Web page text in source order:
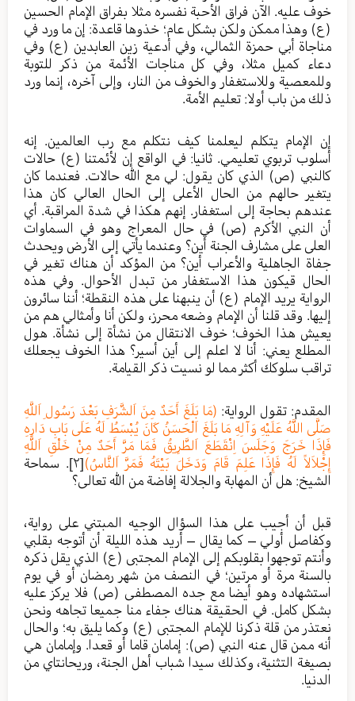
خوف عليه. الآن فراق الأحبة نفسره مثلا بفراق الإمام الحسين
(ع) وهذا ممكن ولكن بشكل عام؛ خذوها قاعدة: إن ما ورد في
مناجاة أبي حمزة الثمالي، وفي أدعية زين العابدين (ع) وفي
دعاء كميل مثلا، وفي كل مناجات الأئمة من ذكر للتوبة
وللمعصية وللاستغفار والخوف من النار، وإلى آخره، إنما ورد
ذلك من باب أولا: تعليم الأمة.
إن الإمام يتكلم ليعلمنا كيف نتكلم مع رب العالمين. إنه
أسلوب تربوي تعليمي. ثانيا: في الواقع إن لأئمتنا (ع) حالات
كالنبي (ص) الذي كان يقول: لي مع الله حالات. فعندما كان
يتغير حالهم من الحال الأعلى إلى الحال العالي كان هذا
عندهم بحاجة إلى استغفار. إنهم هكذا في شدة المراقبة. أي
أن النبي الأكرم (ص) في حال المعراج وهو في السماوات
العلى على مشارف الجنة أين؟ وعندما يأتي إلى الأرض ويحدث
جفاة الجاهلية والأعراب أين؟ من المؤكد أن هناك تغير في
الحال قيكون هذا الاستغفار من تبدل الأحوال. وفي هذه
الرواية يريد الإمام (ع) أن ينبهنا على هذه النقطة؛ أننا سائرون
إليها. وقد قلنا أن الإمام وضعه محرز، ولكن أنا وأمثالي هم من
يعيش هذا الخوف؛ خوف الانتقال من نشأة إلى نشأة. هول
المطلع يعني: أنا لا اعلم إلى أين أسير؟ هذا الخوف يجعلك
تراقب سلوكك أكثر مما لو نسيت ذكر القيامة.
المقدم: تقول الرواية: (مَا بَلَغَ أَحَدٌ مِنَ اَلشَّرَفِ بَعْدَ رَسُولِ اَللَّهِ
صَلَّى اللَّهُ عَلَيْهِ وَآلِهِ مَا بَلَغَ اَلْحَسَنُ كَانَ يُبْسَطُ لَهُ عَلَى بَابِ دَارِهِ
فَإِذَا خَرَجَ وَجَلَسَ اِنْقَطَعَ اَلطَّرِيقُ فَمَا مَرَّ أَحَدٌ مِنْ خَلْقِ اَللَّهِ
إِجْلاَلاً لَهُ فَإِذَا عَلِمَ قَامَ وَدَخَلَ بَيْتَهُ فَمَرَّ اَلنَّاسُ)[٢]
. سماحة
الشيخ: هل أن المهابة والجلالة إفاضة من الله تعالى؟
قبل أن أجيب على هذا السؤال الوجيه المبتني على رواية،
وكفاصل أولي – كما يقال – أريد هذه الليلة أن أتوجه بقلبي
وأنتم توجهوا بقلوبكم إلى الإمام المجتبى (ع) الذي يقل ذكره
بالسنة مرة أو مرتين؛ في النصف من شهر رمضان أو في يوم
استشهاده وهو أيضا مع جده المصطفى (ص) فلا يركز عليه
بشكل كامل. في الحقيقة هناك جفاء منا جميعا تجاهه ونحن
نعتذر من قلة ذكرنا للإمام المجتبى (ع) وكما يليق به؛ والحال
أنه ممن قال عنه النبي (ص): إمامان قاما أو قعدا. وإمامان هي
بصيغة التثنية، وكذلك سيدا شباب أهل الجنة، وريحانتاي من
الدنيا.